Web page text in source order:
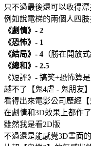
只不過最後還可以收得
例如說電梯的兩個人四
《劇情》- 2
《恐怖》- 1
《結局》- 4 （勝在開放式
《總和》- 2.5
《短評》- 搞笑+恐怖算
越不了【鬼4虐 - 鬼朋友
看得出來電影公司歷經
在劇情和3D效果上都作
雖然我是看2D版
不過還是能感覺3D畫面